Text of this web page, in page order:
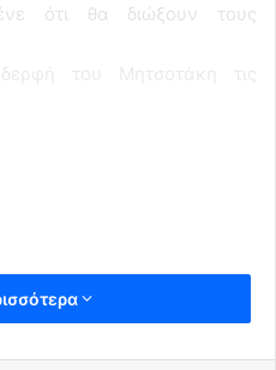
ότι θα διώξουν τους